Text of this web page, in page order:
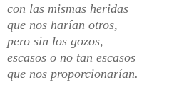
con las mismas heridas
que nos harían otros,
pero sin los gozos,
escasos o no tan escasos
que nos proporcionarían.